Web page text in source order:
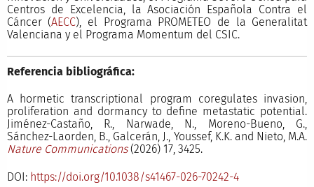
Centros de Excelencia, la Asociación Española Contra el
Cáncer (AECC), el Programa PROMETEO de la Generalitat
Valenciana y el Programa Momentum del CSIC.
Referencia bibliográfica:
A hormetic transcriptional program coregulates invasion,
proliferation and dormancy to define metastatic potential.
Jiménez-Castaño, R., Narwade, N., Moreno-Bueno, G.,
Sánchez-Laorden, B., Galcerán, J., Youssef, K.K. and Nieto, M.A.
Nature Communications(2026) 17, 3425.
DOI: https://doi.org/10.1038/s41467-026-70242-4